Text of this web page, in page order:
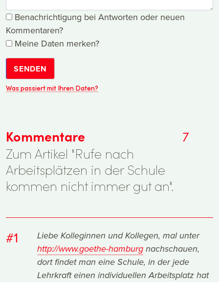
Benachrichtigung bei Antworten oder neuen
Kommentaren?
Meine Daten merken?
SENDEN
Was passiert mit Ihren Daten?
Kommentare
7
Zum Artikel "Rufe nach
Arbeitsplätzen in der Schule
kommen nicht immer gut an".
#1
Liebe Kolleginnen und Kollegen, mal unter
http://www.goethe-hamburg nachschauen,
dort findet man eine Schule, in der jede
Lehrkraft einen individuellen Arbeitsplatz hat